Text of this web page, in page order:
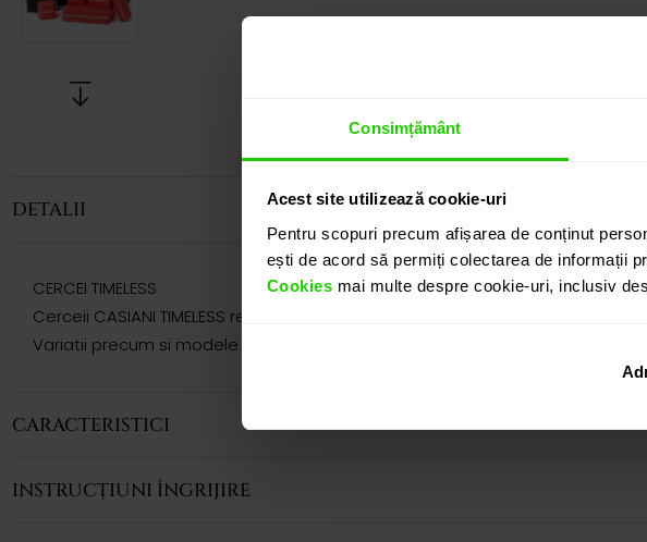
Consimțământ
Acest site utilizează cookie-uri
Pentru scopuri precum afișarea de conținut
ești de acord să permiți colectarea de informații
Cookies mai multe despre cookie-uri, inclusiv
DETALII
CERCEI TIMELESS
Cerceii CASIANI TIMELESS realizati din aur alb de 18k cu topaz london cu
Variatii precum si modele complementare acestui produs puteti regasi
CARACTERISTICI
INSTRUCȚIUNI ÎNGRIJIRE